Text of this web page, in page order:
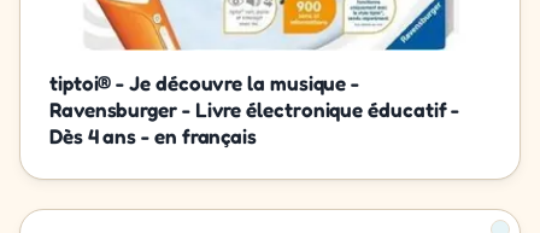
tiptoi® - Je découvre la musique -
Ravensburger - Livre électronique éducatif -
Dès 4 ans - en français